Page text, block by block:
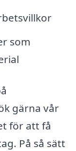
som
gärna vår
för att få
På så sätt